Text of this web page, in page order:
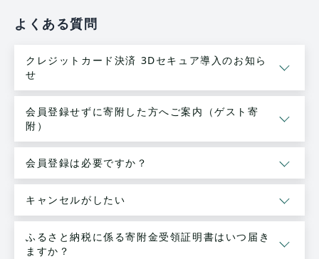
よくある質問
クレジットカード決済 3Dセキュア導入のお知ら
せ
会員登録せずに寄附した方へご案内（ゲスト寄
附）
会員登録は必要ですか？
キャンセルがしたい
ふるさと納税に係る寄附金受領証明書はいつ届き
ますか？